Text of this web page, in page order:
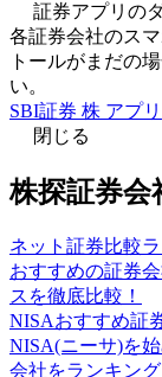
証券アプリの
各証券会社のス
トールがまだの
い。
SBI証券 株 アプリ
閉じる
株探証券会
ネット証券比較
おすすめの証券
スを徹底比較！
NISAおすすめ証
NISA(ニーサ)を
会社をランキング